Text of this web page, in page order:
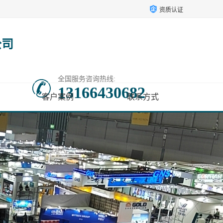
资质认证
全国服务咨询热线:
13166430682
客户案例 联系方式